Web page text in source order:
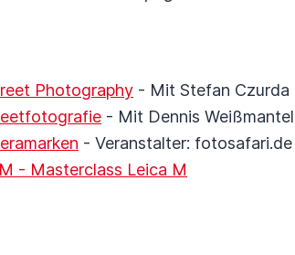
Photography - Mit Stefan Czurda
- Mit Dennis Weißmantel
- Veranstalter: fotosafari.de
- Masterclass Leica M